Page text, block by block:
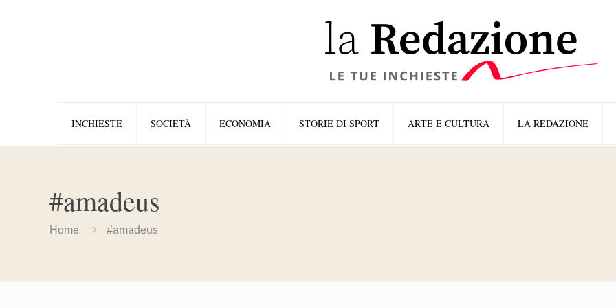
INCHIESTE SOCIETÀ ECONOMIA STORIE DI SPORT ARTE E CULTURA LA REDAZIONE
#amadeus
Home #amadeus